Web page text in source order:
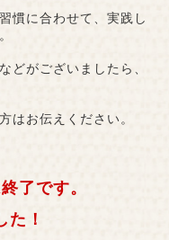
慣に合わせて、実践し
どがございましたら、
はお伝えください。
了です。
た！